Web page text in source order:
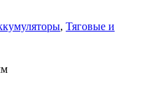
, Тяговые и